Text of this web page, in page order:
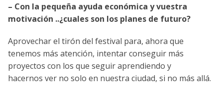
– Con la pequeña ayuda económica y vuestra
motivación ..¿cuales son los planes de futuro?
Aprovechar el tirón del festival para, ahora que
tenemos más atención, intentar conseguir más
proyectos con los que seguir aprendiendo y
hacernos ver no solo en nuestra ciudad, si no más allá.